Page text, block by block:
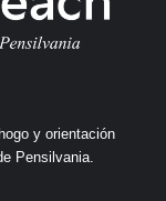
y orientación
Pensilvania.